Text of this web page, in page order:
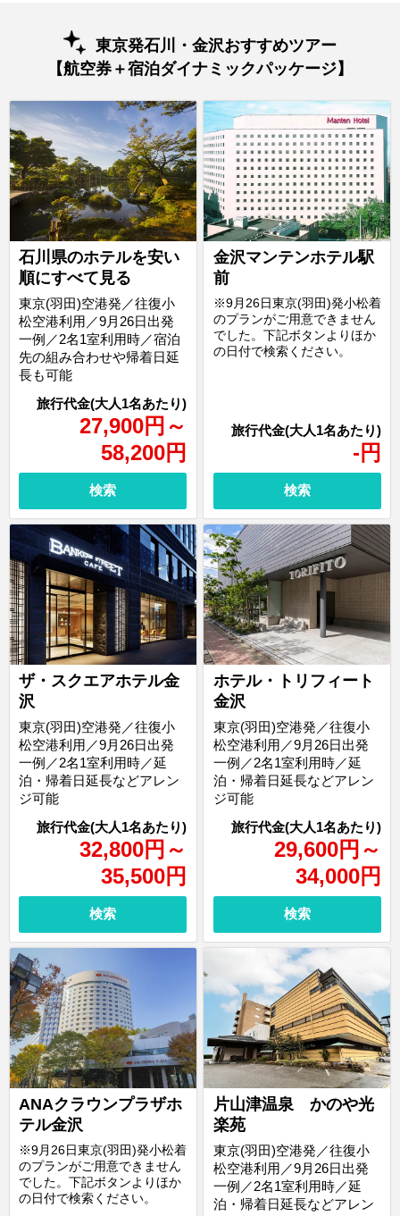
東京発石川・金沢おすすめツアー
【航空券＋宿泊ダイナミックパッケージ】
石川県のホテルを安い
順にすべて見る
27,900円 ～
58,200円
東京(羽田)空港発／往復小
松空港利用／9月26日出発
一例／2名1室利用時／宿泊
先の組み合わせや帰着日延
長も可能
検索
金沢マンテンホテル駅
前
- 円
※9月26日東京(羽田)発小松着
のプランがご用意できません
でした。下記ボタンよりほか
の日付で検索ください。
検索
ザ・スクエアホテル金
沢
32,800円 ～
35,500円
東京(羽田)空港発／往復小
松空港利用／9月26日出発
一例／2名1室利用時／延
泊・帰着日延長などアレン
ジ可能
検索
ホテル・トリフィート
金沢
29,600円 ～
34,000円
東京(羽田)空港発／往復小
松空港利用／9月26日出発
一例／2名1室利用時／延
泊・帰着日延長などアレン
ジ可能
検索
ANAクラウンプラザホ
テル金沢
※9月26日東京(羽田)発小松着
のプランがご用意できません
でした。下記ボタンよりほか
の日付で検索ください。
片山津温泉 かのや光
楽苑
東京(羽田)空港発／往復小
松空港利用／9月26日出発
一例／2名1室利用時／延
泊・帰着日延長などアレン